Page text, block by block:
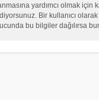
yardımcı olmak
Bir kullanıcı
bu bilgiler dağılırsa